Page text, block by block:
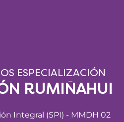
ESPECIALIZACIÓN
RUMIÑAHUI
Integral (SPI) - MMDH 02